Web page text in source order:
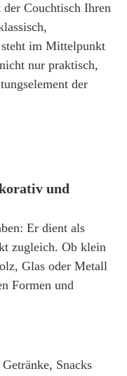
Couchtisch Ihren
im Mittelpunkt
nur praktisch,
der
und
Er dient als
zugleich. Ob klein
Glas oder Metall
Formen und
Snacks